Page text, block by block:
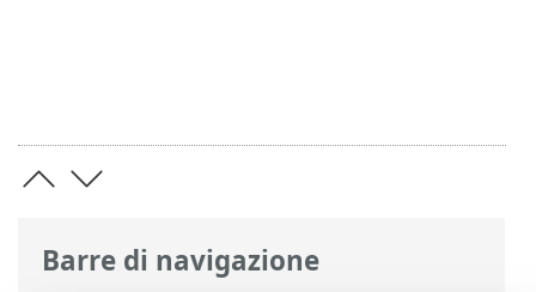
Barre di navigazione